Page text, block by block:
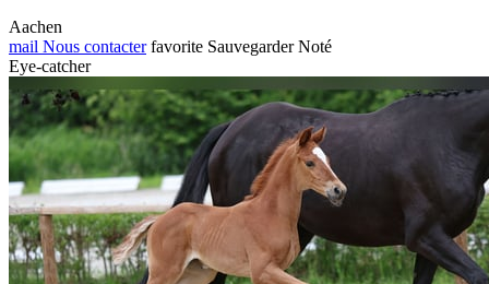
Aachen
mail Nous contacter favorite Sauvegarder Noté
Eye-catcher